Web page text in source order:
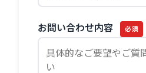
お問い合わせ内容 必須